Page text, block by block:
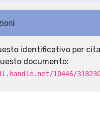
identificativo per
documento:
10446/